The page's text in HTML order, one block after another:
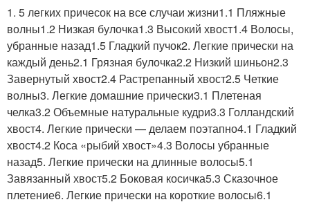
1. 5 легких причесок на все случаи жизни1.1 Пляжные
волны1.2 Низкая булочка1.3 Высокий хвост1.4 Волосы,
убранные назад1.5 Гладкий пучок2. Легкие прически на
каждый день2.1 Грязная булочка2.2 Низкий шиньон2.3
Завернутый хвост2.4 Растрепанный хвост2.5 Четкие
волны3. Легкие домашние прически3.1 Плетеная
челка3.2 Объемные натуральные кудри3.3 Голландский
хвост4. Легкие прически — делаем поэтапно4.1 Гладкий
хвост4.2 Коса «рыбий хвост»4.3 Волосы убранные
назад5. Легкие прически на длинные волосы5.1
Завязанный хвост5.2 Боковая косичка5.3 Сказочное
плетение6. Легкие прически на короткие волосы6.1